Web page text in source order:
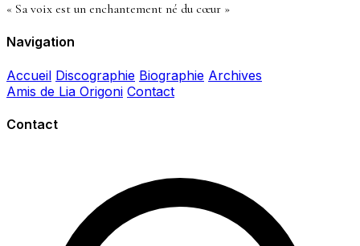
« Sa voix est un enchantement né du cœur »
Navigation
Accueil Discographie Biographie Archives
Amis de Lia Origoni Contact
Contact